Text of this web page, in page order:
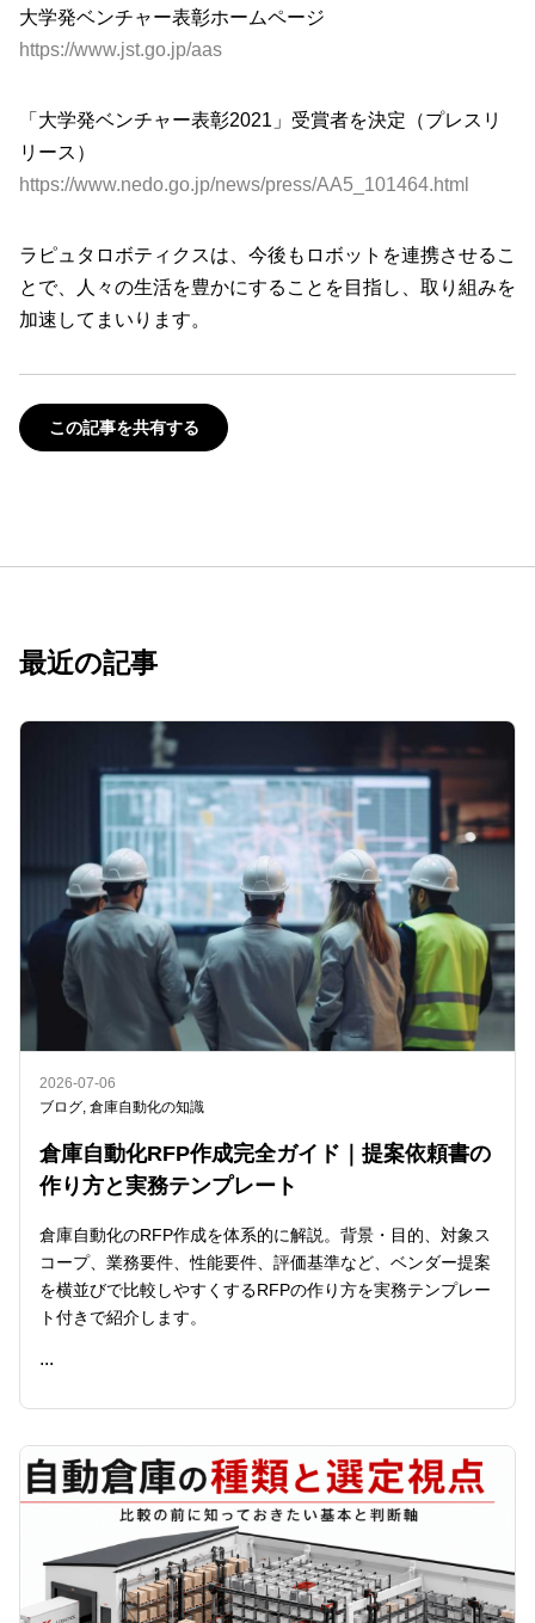
大学発ベンチャー表彰ホームページ
https://www.jst.go.jp/aas
「大学発ベンチャー表彰2021」受賞者を決定（プレスリ
リース）
https://www.nedo.go.jp/news/press/AA5_101464.html
ラピュタロボティクスは、今後もロボットを連携させるこ
とで、人々の生活を豊かにすることを目指し、取り組みを
加速してまいります。
この記事を共有する
最近の記事
2026-07-06
ブログ, 倉庫自動化の知識
倉庫自動化RFP作成完全ガイド｜提案依頼書の
作り方と実務テンプレート
倉庫自動化のRFP作成を体系的に解説。背景・目的、対象ス
コープ、業務要件、性能要件、評価基準など、ベンダー提案
を横並びで比較しやすくするRFPの作り方を実務テンプレー
ト付きで紹介します。
...
READ ME